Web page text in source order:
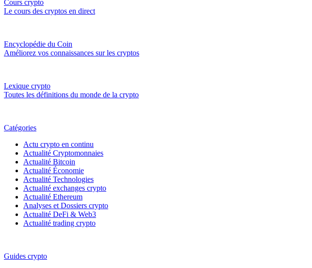
Cours crypto
Le cours des cryptos en direct
Encyclopédie du Coin
Améliorez vos connaissances sur les cryptos
Lexique crypto
Toutes les définitions du monde de la crypto
Catégories
Actu crypto en continu
Actualité Cryptomonnaies
Actualité Bitcoin
Actualité Économie
Actualité Technologies
Actualité exchanges crypto
Actualité Ethereum
Analyses et Dossiers crypto
Actualité DeFi & Web3
Actualité trading crypto
Guides crypto